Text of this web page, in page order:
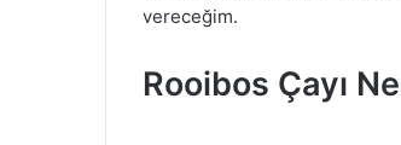
vereceğim.
Rooibos Çayı